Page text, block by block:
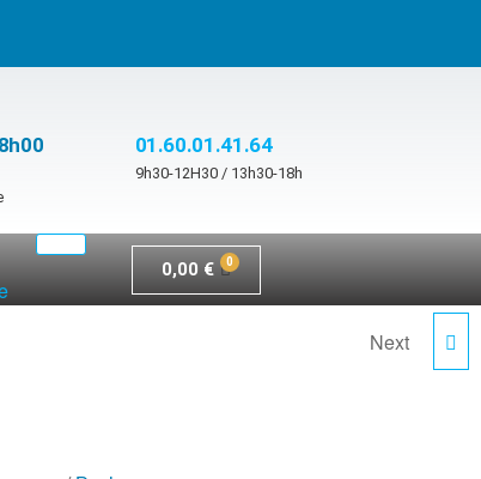
01.60.01.41.64
9h30-12H30 / 13h30-18h
0,00 €
LOCATION PACK SONO
Next